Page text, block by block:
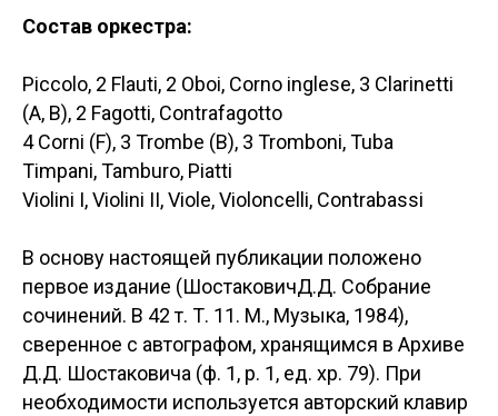
Состав оркестра:
Piccolo, 2 Flauti, 2 Oboi, Corno inglese, 3 Clarinetti
(A, B), 2 Fagotti, Contrafagotto
4 Corni (F), 3 Trombe (B), 3 Tromboni, Tuba
Timpani, Tamburo, Piatti
Violini I, Violini II, Viole, Violoncelli, Contrabassi
В основу настоящей публикации положено
первое издание (ШостаковичД.Д. Собрание
сочинений. В 42 т. Т. 11. М., Музыка, 1984),
сверенное с автографом, хранящимся в Архиве
Д.Д. Шостаковича (ф. 1, р. 1, ед. хр. 79). При
необходимости используется авторский клавир